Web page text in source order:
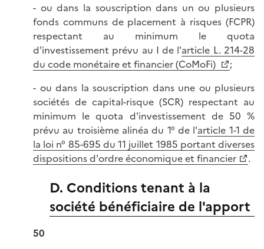
- ou dans la souscription dans un ou plusieurs
fonds communs de placement à risques (FCPR)
respectant au minimum le quota
d'investissement prévu au I de l'article L. 214-28
du code monétaire et financier (CoMoFi)
;
- ou dans la souscription dans une ou plusieurs
sociétés de capital-risque (SCR) respectant au
minimum le quota d'investissement de 50 %
prévu au troisième alinéa du 1° de l'article 1-1 de
la loi n° 85-695 du 11 juillet 1985 portant diverses
dispositions d'ordre économique et financier
.
D. Conditions tenant à la
société bénéficiaire de l'apport
50